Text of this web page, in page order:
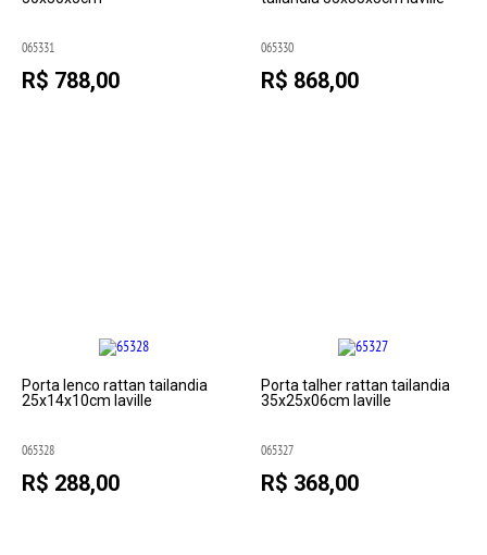
065331
R$ 788,00
065330
R$ 868,00
Porta lenco rattan tailandia
25x14x10cm laville
065328
R$ 288,00
Porta talher rattan tailandia
35x25x06cm laville
065327
R$ 368,00